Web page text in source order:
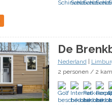
De
Nederland|
2 personen / 2